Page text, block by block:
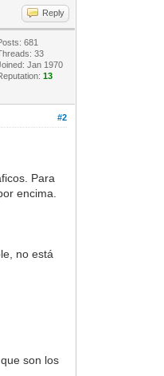
Reply
681
33
Jan 1970
13
#2
Para
encima.
no está
son los